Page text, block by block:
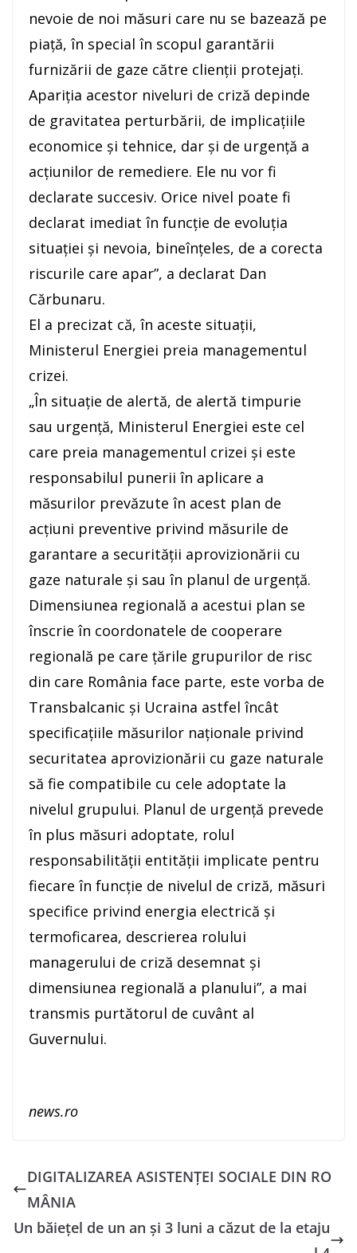
nevoie de noi măsuri care nu se bazează pe
piaţă, în special în scopul garantării
furnizării de gaze către clienţii protejaţi.
Apariţia acestor niveluri de criză depinde
de gravitatea perturbării, de implicaţiile
economice şi tehnice, dar şi de urgenţă a
acţiunilor de remediere. Ele nu vor fi
declarate succesiv. Orice nivel poate fi
declarat imediat în funcţie de evoluţia
situaţiei şi nevoia, bineînţeles, de a corecta
riscurile care apar”, a declarat Dan
Cărbunaru.
El a precizat că, în aceste situaţii,
Ministerul Energiei preia managementul
crizei.
„În situaţie de alertă, de alertă timpurie
sau urgenţă, Ministerul Energiei este cel
care preia managementul crizei şi este
responsabilul punerii în aplicare a
măsurilor prevăzute în acest plan de
acţiuni preventive privind măsurile de
garantare a securităţii aprovizionării cu
gaze naturale şi sau în planul de urgenţă.
Dimensiunea regională a acestui plan se
înscrie în coordonatele de cooperare
regională pe care ţările grupurilor de risc
din care România face parte, este vorba de
Transbalcanic şi Ucraina astfel încât
specificaţiile măsurilor naţionale privind
securitatea aprovizionării cu gaze naturale
să fie compatibile cu cele adoptate la
nivelul grupului. Planul de urgenţă prevede
în plus măsuri adoptate, rolul
responsabilităţii entităţii implicate pentru
fiecare în funcţie de nivelul de criză, măsuri
specifice privind energia electrică şi
termoficarea, descrierea rolului
managerului de criză desemnat şi
dimensiunea regională a planului”, a mai
transmis purtătorul de cuvânt al
Guvernului.
news.ro
DIGITALIZAREA ASISTENȚEI SOCIALE DIN RO
MÂNIA
Un băiețel de un an și 3 luni a căzut de la etaju